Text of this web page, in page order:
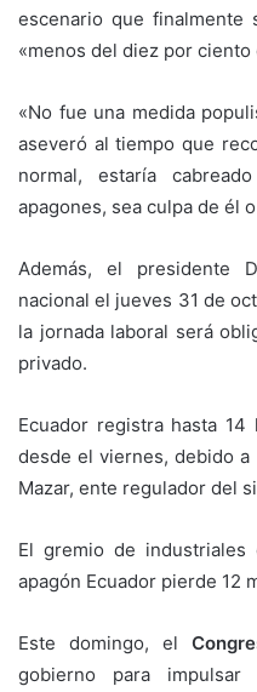
escenario que finalmente
«menos del diez por
«No fue una medida
aseveró al tiempo que
normal, estaría
apagones, sea culpa de él
Además, el presidente
nacional el jueves 31 de
la jornada laboral será
privado.
Ecuador registra hasta
desde el viernes, debido
Mazar, ente regulador del
El gremio de
apagón Ecuador pierde 12
Este domingo, el
gobierno para